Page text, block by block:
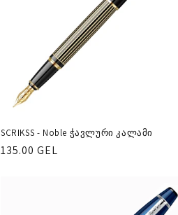
SCRIKSS - Noble ჭავლური კალამი
რეგულარული
135.00 GEL